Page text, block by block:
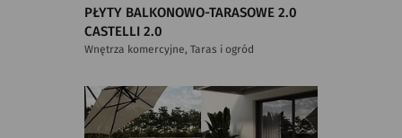
PŁYTY BALKONOWO-TARASOWE 2.0
CASTELLI 2.0
Wnętrza komercyjne, Taras i ogród